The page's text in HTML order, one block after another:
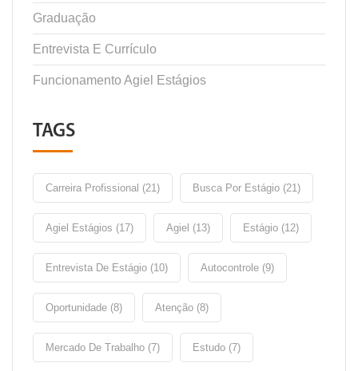
Graduação
Entrevista E Currículo
Funcionamento Agiel Estágios
TAGS
Carreira Profissional (21) Busca Por Estágio (21)
Agiel Estágios (17) Agiel (13) Estágio (12)
Entrevista De Estágio (10) Autocontrole (9)
Oportunidade (8) Atenção (8)
Mercado De Trabalho (7) Estudo (7)